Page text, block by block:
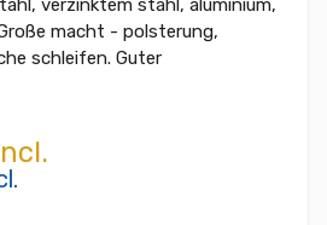
verzinktem stahl, aluminium,
macht - polsterung,
schleifen. Guter